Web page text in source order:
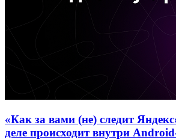
«Как за вами (не) следит
деле происходит внутри